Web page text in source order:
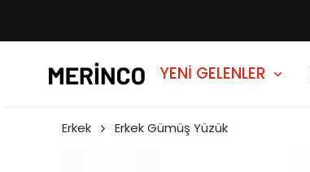
YENİ GELENLER
Erkek Erkek Gümüş Yüzük